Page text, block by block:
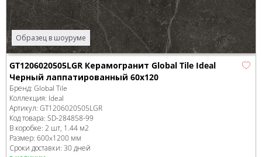
Образец в шоуруме
GT1206020505LGR Керамогранит Global Tile Ideal
Черный лаппатированный 60x120
Бренд: Global Tile
Коллекция: Ideal
Артикул: GT1206020505LGR
Код товара: SD-284858-99
В коробке: 2 шт, 1.44 м2
Размер: 600x1200 мм
Сроки доставки: 30 дней